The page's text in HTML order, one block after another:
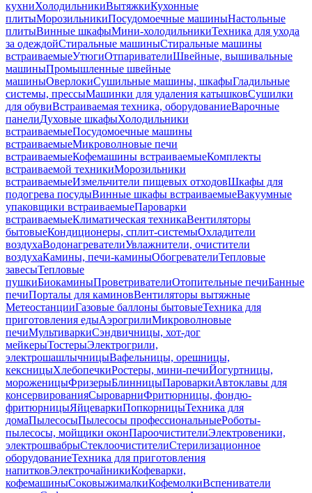
кухниХолодильникиВытяжкиКухонные
плитыМорозильникиПосудомоечные машиныНастольные
плитыВинные шкафыМини-холодильникиТехника для ухода
за одеждойСтиральные машиныСтиральные машины
встраиваемыеУтюгиОтпаривателиШвейные, вышивальные
машиныПромышленные швейные
машиныОверлокиСушильные машины, шкафыГладильные
системы, прессыМашинки для удаления катышковСушилки
для обувиВстраиваемая техника, оборудованиеВарочные
панелиДуховые шкафыХолодильники
встраиваемыеПосудомоечные машины
встраиваемыеМикроволновые печи
встраиваемыеКофемашины встраиваемыеКомплекты
встраиваемой техникиМорозильники
встраиваемыеИзмельчители пищевых отходовШкафы для
подогрева посудыВинные шкафы встраиваемыеВакуумные
упаковщики встраиваемыеПароварки
встраиваемыеКлиматическая техникаВентиляторы
бытовыеКондиционеры, сплит-системыОхладители
воздухаВодонагревателиУвлажнители, очистители
воздухаКамины, печи-каминыОбогревателиТепловые
завесыТепловые
пушкиБиокаминыПроветривателиОтопительные печиБанные
печиПорталы для каминовВентиляторы вытяжные
МетеостанцииГазовые баллоны бытовыеТехника для
приготовления едыАэрогрилиМикроволновые
печиМультиваркиСэндвичницы, хот-дог
мейкерыТостерыЭлектрогрили,
электрошашлычницыВафельницы, орешницы,
кексницыХлебопечкиРостеры, мини-печиЙогуртницы,
мороженицыФризерыБлинницыПароваркиАвтоклавы для
консервированияСыроварниФритюрницы, фондю-
фритюрницыЯйцеваркиПопкорницыТехника для
домаПылесосыПылесосы профессиональныеРоботы-
пылесосы, мойщики оконПароочистителиЭлектровеники,
электрошвабрыСтеклоочистителиСтерилизационное
оборудованиеТехника для приготовления
напитковЭлектрочайникиКофеварки,
кофемашиныСоковыжималкиКофемолкиВспениватели